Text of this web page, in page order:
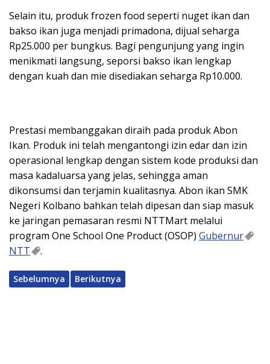
Selain itu, produk frozen food seperti nuget ikan dan
bakso ikan juga menjadi primadona, dijual seharga
Rp25.000 per bungkus. Bagi pengunjung yang ingin
menikmati langsung, seporsi bakso ikan lengkap
dengan kuah dan mie disediakan seharga Rp10.000.
Prestasi membanggakan diraih pada produk Abon
Ikan. Produk ini telah mengantongi izin edar dan izin
operasional lengkap dengan sistem kode produksi dan
masa kadaluarsa yang jelas, sehingga aman
dikonsumsi dan terjamin kualitasnya. Abon ikan SMK
Negeri Kolbano bahkan telah dipesan dan siap masuk
ke jaringan pemasaran resmi NTTMart melalui
program One School One Product (OSOP) Gubernur
NTT
.
Sebelumnya Berikutnya